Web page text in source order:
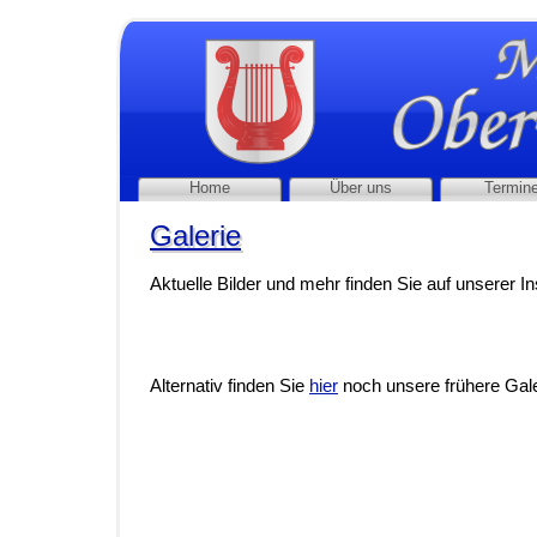
Home Über uns
Galerie
Galerie
Aktuelle Bilder und mehr finden Sie auf unserer
Alternativ finden Sie hier noch unsere frühere